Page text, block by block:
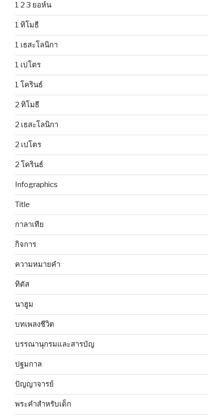
1 2 3 ยอห์น
1 ทิโมธี
1 เธสะโลนิกา
1 เปโตร
1 โครินธ์
2 ทิโมธี
2 เธสะโลนิกา
2 เปโตร
2 โครินธ์
Infographics
Title
กาลาเทีย
กิจการ
ความหมายคำ
ทิตัส
นาฮูม
บทเพลงชีวิต
บรรณานุกรมและสารบัญ
ปฐมกาล
ปัญญาจารย์
พระคำสำหรับเด็ก